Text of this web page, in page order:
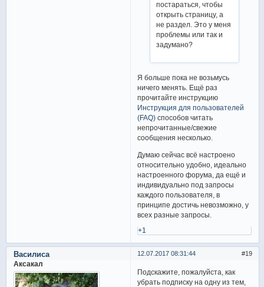
постараться, чтобы
открыть страницу, а
не раздел. Это у меня
проблемы или так и
задумано?
Я больше пока не возьмусь
ничего менять. Ещё раз
прочитайте инструкцию
Инструкция для пользователей
(FAQ) способов читать
непрочитанные/свежие
сообщения несколько.
Думаю сейчас всё настроено
относительно удобно, идеально
настроенного форума, да ещё и
индивидуально под запросы
каждого пользователя, в
принципе достичь невозможно, у
всех разные запросы.
+1
19
12.07.2017 08:31:44
Василиса
Аксакал
Подскажите, пожалуйста, как
убрать подписку на одну из тем,